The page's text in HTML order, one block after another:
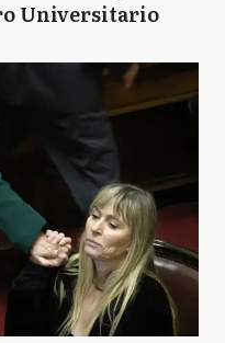
Universitario